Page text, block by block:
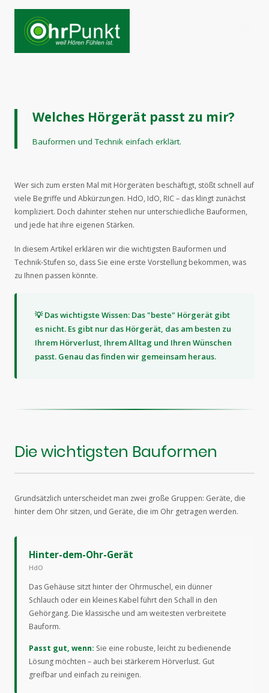
Welches Hörgerät passt zu mir?
Bauformen und Technik einfach erklärt.
Wer sich zum ersten Mal mit Hörgeräten beschäftigt, stößt schnell auf
viele Begriffe und Abkürzungen. HdO, IdO, RIC – das klingt zunächst
kompliziert. Doch dahinter stehen nur unterschiedliche Bauformen,
und jede hat ihre eigenen Stärken.
In diesem Artikel erklären wir die wichtigsten Bauformen und
Technik-Stufen so, dass Sie eine erste Vorstellung bekommen, was
zu Ihnen passen könnte.
💡 Das wichtigste Wissen: Das "beste" Hörgerät gibt
es nicht. Es gibt nur das Hörgerät, das am besten zu
Ihrem Hörverlust, Ihrem Alltag und Ihren Wünschen
passt. Genau das finden wir gemeinsam heraus.
Die wichtigsten Bauformen
Grundsätzlich unterscheidet man zwei große Gruppen: Geräte, die
hinter dem Ohr sitzen, und Geräte, die im Ohr getragen werden.
Hinter-dem-Ohr-Gerät
HdO
Das Gehäuse sitzt hinter der Ohrmuschel, ein dünner
Schlauch oder ein kleines Kabel führt den Schall in den
Gehörgang. Die klassische und am weitesten verbreitete
Bauform.
Passt gut, wenn: Sie eine robuste, leicht zu bedienende
Lösung möchten – auch bei stärkerem Hörverlust. Gut
greifbar und einfach zu reinigen.